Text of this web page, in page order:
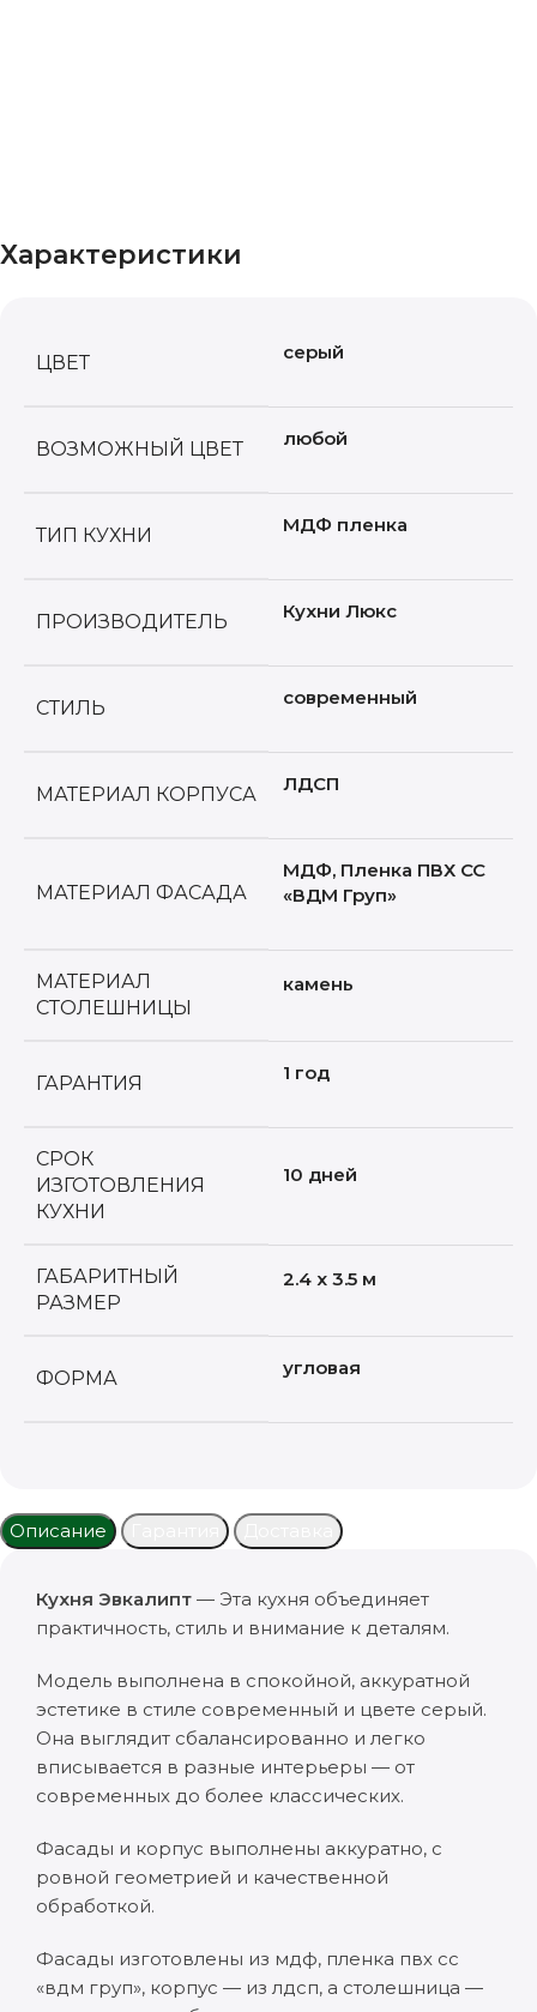
Характеристики
ЦВЕТ серый
ВОЗМОЖНЫЙ ЦВЕТ любой
ТИП КУХНИ МДФ пленка
ПРОИЗВОДИТЕЛЬ Кухни Люкс
СТИЛЬ современный
МАТЕРИАЛ КОРПУСА ЛДСП
МАТЕРИАЛ ФАСАДА
МДФ, Пленка ПВХ CC
«ВДМ Груп»
МАТЕРИАЛ
СТОЛЕШНИЦЫ
камень
ГАРАНТИЯ 1 год
СРОК
ИЗГОТОВЛЕНИЯ
КУХНИ
10 дней
ГАБАРИТНЫЙ
РАЗМЕР
2.4 x 3.5 м
ФОРМА угловая
Описание
Кухня Эвкалипт — Эта кухня объединяет
практичность, стиль и внимание к деталям.
Модель выполнена в спокойной, аккуратной
эстетике в стиле современный и цвете серый.
Она выглядит сбалансированно и легко
вписывается в разные интерьеры — от
современных до более классических.
Фасады и корпус выполнены аккуратно, с
ровной геометрией и качественной
обработкой.
Фасады изготовлены из мдф, пленка пвх cc
«вдм груп», корпус — из лдсп, а столешница —